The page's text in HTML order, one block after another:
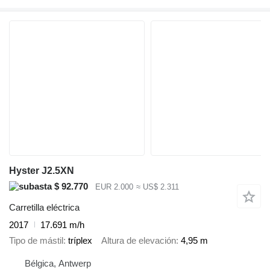
Hyster J2.5XN
$ 92.770
EUR 2.000 ≈ US$ 2.311
Carretilla eléctrica
2017
17.691 m/h
Tipo de mástil tríplex Altura de elevación 4,95 m
Bélgica, Antwerp